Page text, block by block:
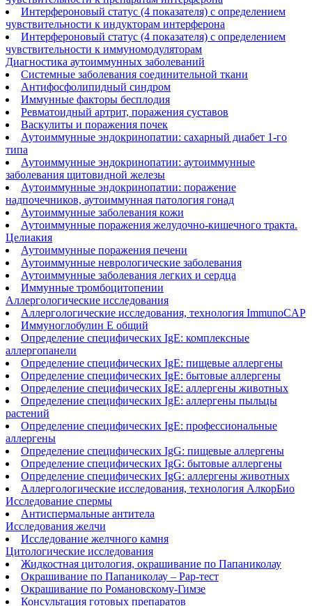
Интерфероновый статус (4 показателя) с определением
чувствительности к индукторам интерферона
Интерфероновый статус (4 показателя) с определением
чувствительности к иммуномодуляторам
Диагностика аутоиммунных заболеваний
Системные заболевания соединительной ткани
Антифосфолипидный синдром
Иммунные факторы бесплодия
Ревматоидный артрит, поражения суставов
Васкулиты и поражения почек
Аутоиммунные эндокринопатии: сахарный диабет 1-го
типа
Аутоиммунные эндокринопатии: аутоиммунные
заболевания щитовидной железы
Аутоиммунные эндокринопатии: поражение
надпочечников, аутоиммунная патология гонад
Аутоиммунные заболевания кожи
Аутоиммунные поражения желудочно-кишечного тракта.
Целиакия
Аутоиммунные поражения печени
Аутоиммунные неврологические заболевания
Аутоиммунные заболевания легких и сердца
Иммунные тромбоцитопении
Аллергологические исследования
Аллергологические исследования, технология ImmunoCAP
Иммуноглобулин Е общий
Определение специфических IgE: комплексные
аллергопанели
Определение специфических IgE: пищевые аллергены
Определение специфических IgE: бытовые аллергены
Определение специфических IgE: аллергены животных
Определение специфических IgE: аллергены пыльцы
растений
Определение специфических IgE: профессиональные
аллергены
Определение специфических IgG: пищевые аллергены
Определение специфических IgG: бытовые аллергены
Определение специфических IgG: аллергены животных
Аллергологические исследования, технология АлкорБио
Исследование спермы
Антиспермальные антитела
Исследования желчи
Исследование желчного камня
Цитологические исследования
Жидкостная цитология, окрашивание по Папаниколау
Окрашивание по Папаниколау ‒ Рар-тест
Окрашивание по Романовскому-Гимзе
Консультация готовых препаратов